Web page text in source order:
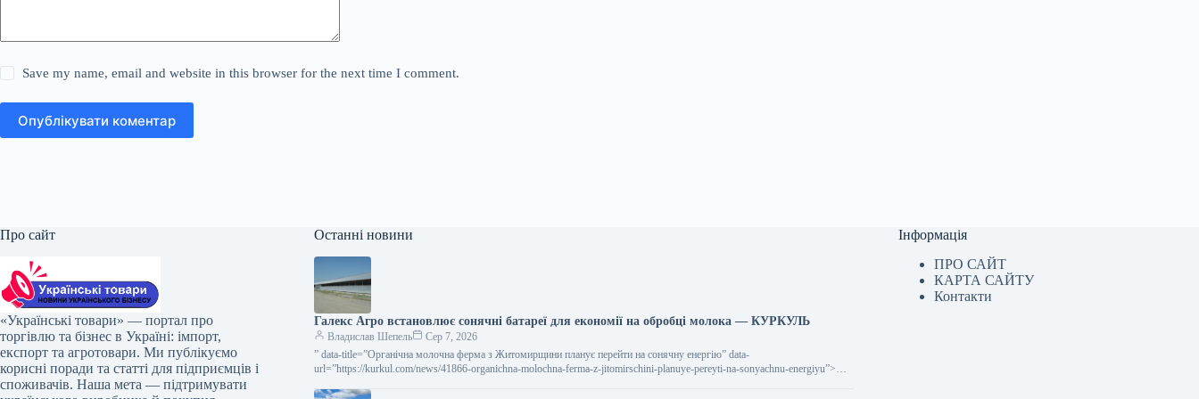
Save my name, email and website in this browser for the next time I comment.
Опублікувати коментар
Про сайт
«Українські товари» — портал про
торгівлю та бізнес в Україні: імпорт,
експорт та агротовари. Ми публікуємо
корисні поради та статті для підприємців і
споживачів. Наша мета — підтримувати
Останні новини
Галекс Агро встановлює сонячні батареї для економії на обробці молока — КУРКУЛЬ
Владислав Шепель
Сер 7, 2026
” data-title=”Органічна молочна ферма з Житомирщини планує перейти на сонячну енергію” data-
url=”https://kurkul.com/news/41866-organichna-molochna-ferma-z-jitomirschini-planuye-pereyti-na-sonyachnu-energiyu”>
Інформація
ПРО САЙТ
КАРТА САЙТУ
Контакти